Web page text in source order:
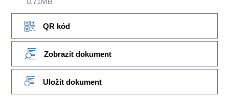
QR kód
Zobrazit dokument
Uložit dokument